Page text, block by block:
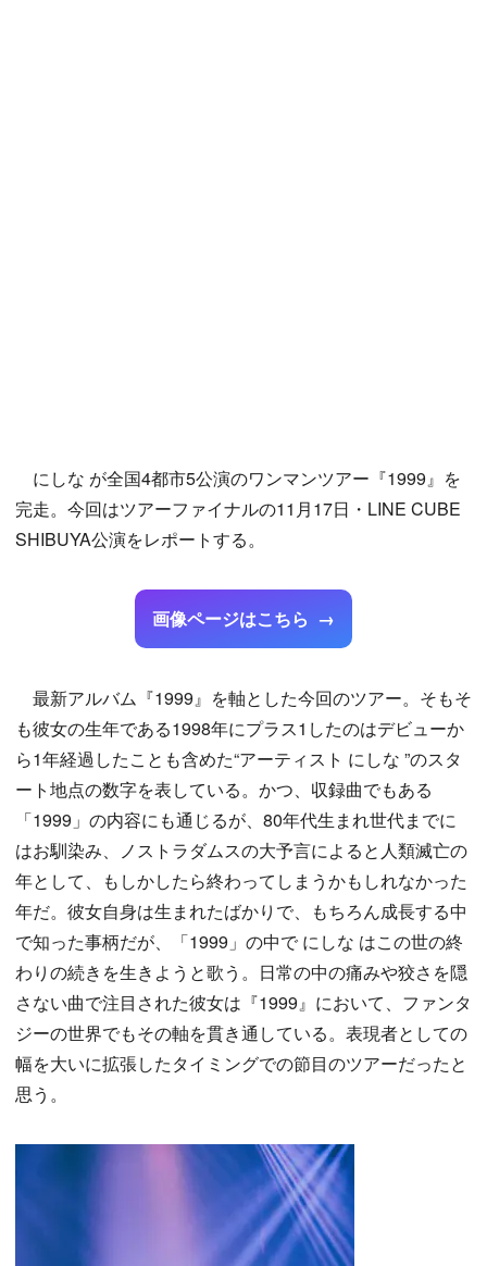
にしな が全国4都市5公演のワンマンツアー『1999』を
完走。今回はツアーファイナルの11月17日・LINE CUBE
SHIBUYA公演をレポートする。
画像ページはこちら
最新アルバム『1999』を軸とした今回のツアー。そもそ
も彼女の生年である1998年にプラス1したのはデビューか
ら1年経過したことも含めた“アーティスト にしな ”のスタ
ート地点の数字を表している。かつ、収録曲でもある
「1999」の内容にも通じるが、80年代生まれ世代までに
はお馴染み、ノストラダムスの大予言によると人類滅亡の
年として、もしかしたら終わってしまうかもしれなかった
年だ。彼女自身は生まれたばかりで、もちろん成長する中
で知った事柄だが、「1999」の中で にしな はこの世の終
わりの続きを生きようと歌う。日常の中の痛みや狡さを隠
さない曲で注目された彼女は『1999』において、ファンタ
ジーの世界でもその軸を貫き通している。表現者としての
幅を大いに拡張したタイミングでの節目のツアーだったと
思う。